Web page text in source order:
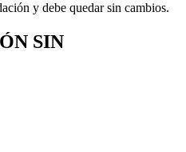
y debe quedar sin cambios.
SIN